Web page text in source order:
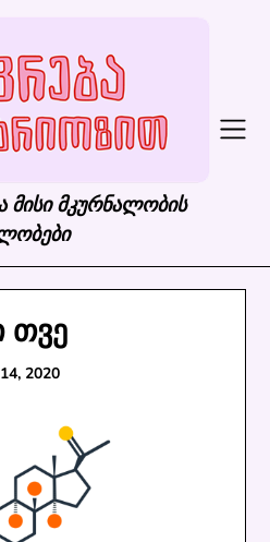
მკურნალობის
თვე
2020